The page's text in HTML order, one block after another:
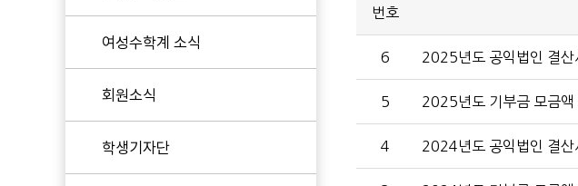
여성수학계 소식
회원소식
학생기자단
번호
6 2025년도 공익법인 결산
5 2025년도 기부금 모금액
4 2024년도 공익법인 결산